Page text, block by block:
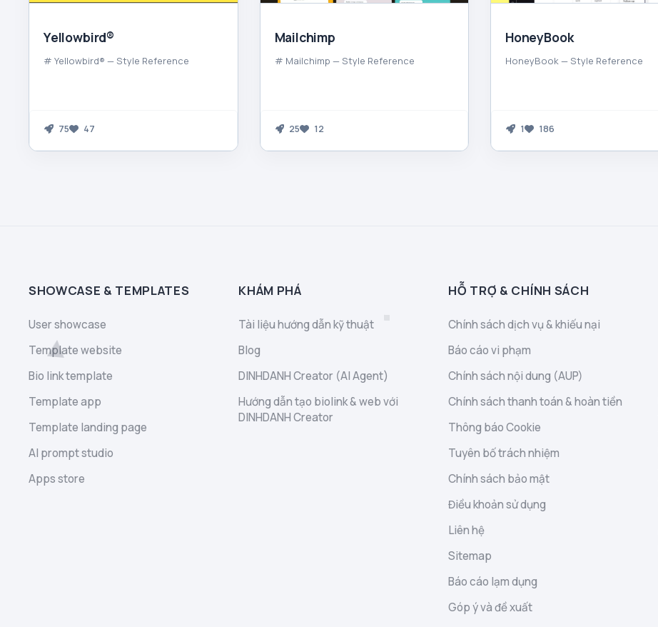
Yellowbird®
# Yellowbird® — Style Reference
75 47
Mailchimp
# Mailchimp — Style Reference
25 12
HoneyBook
HoneyBook — Style Reference
1 186
SHOWCASE & TEMPLATES
User showcase
Template website
Bio link template
Template app
Template landing page
AI prompt studio
Apps store
KHÁM PHÁ
Tài liệu hướng dẫn kỹ thuật
Blog
DINHDANH Creator (AI Agent)
Hướng dẫn tạo biolink & web với
DINHDANH Creator
HỖ TRỢ & CHÍNH SÁCH
Chính sách dịch vụ & khiếu nại
Báo cáo vi phạm
Chính sách nội dung (AUP)
Chính sách thanh toán & hoàn tiền
Thông báo Cookie
Tuyên bố trách nhiệm
Chính sách bảo mật
Điều khoản sử dụng
Liên hệ
Sitemap
Báo cáo lạm dụng
Góp ý và đề xuất